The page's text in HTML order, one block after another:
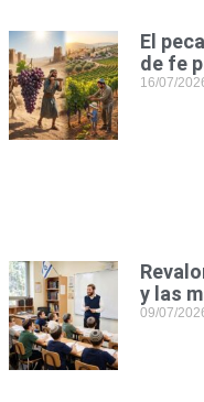
El
de fe
y las